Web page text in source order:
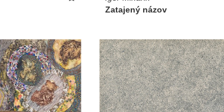
Zatajený názov